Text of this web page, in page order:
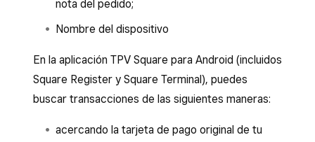
nota del pedido;
Nombre del dispositivo
En la aplicación TPV Square para Android (incluidos
Square Register y Square Terminal), puedes
buscar transacciones de las siguientes maneras:
acercando la tarjeta de pago original de tu